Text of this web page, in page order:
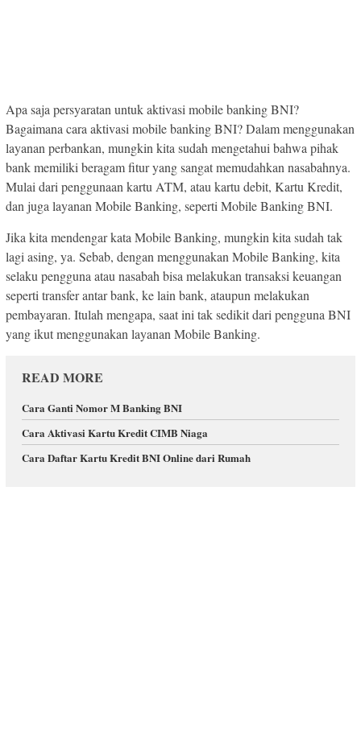
Apa saja persyaratan untuk aktivasi mobile banking BNI?
Bagaimana cara aktivasi mobile banking BNI? Dalam menggunakan
layanan perbankan, mungkin kita sudah mengetahui bahwa pihak
bank memiliki beragam fitur yang sangat memudahkan nasabahnya.
Mulai dari penggunaan kartu ATM, atau kartu debit, Kartu Kredit,
dan juga layanan Mobile Banking, seperti Mobile Banking BNI.
Jika kita mendengar kata Mobile Banking, mungkin kita sudah tak
lagi asing, ya. Sebab, dengan menggunakan Mobile Banking, kita
selaku pengguna atau nasabah bisa melakukan transaksi keuangan
seperti transfer antar bank, ke lain bank, ataupun melakukan
pembayaran. Itulah mengapa, saat ini tak sedikit dari pengguna BNI
yang ikut menggunakan layanan Mobile Banking.
READ MORE
Cara Ganti Nomor M Banking BNI
Cara Aktivasi Kartu Kredit CIMB Niaga
Cara Daftar Kartu Kredit BNI Online dari Rumah